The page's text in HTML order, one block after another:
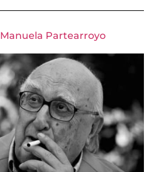
Manuela Partearroyo